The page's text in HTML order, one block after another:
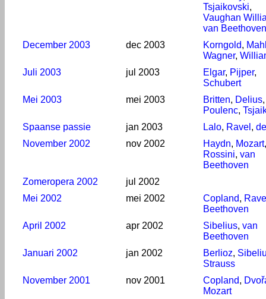
Tsjaikovski,
Vaughan
van Beethoven
December 2003
dec 2003 Korngold,
Wagner,
Juli 2003
jul 2003 Elgar, Pijper,
Schubert
Mei 2003
mei 2003 Britten, Delius,
Poulenc,
Spaanse passie
jan 2003 Lalo, Ravel ,
November 2002
nov 2002 Haydn, Mozart,
Rossini, van
Beethoven
Zomeropera 2002
jul 2002
Mei 2002
mei 2002 Copland,
Beethoven
April 2002
apr 2002 Sibelius, van
Beethoven
Januari 2002
jan 2002 Berlioz,
Strauss
November 2001
nov 2001 Copland,
Mozart